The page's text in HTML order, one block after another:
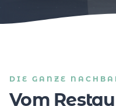
DIE GANZE
Vom